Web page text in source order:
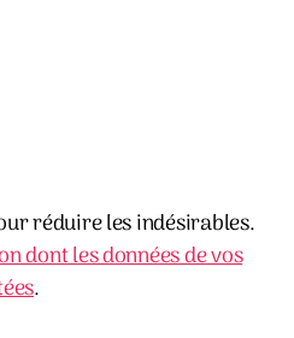
réduire les indésirables.
dont les données de vos
.